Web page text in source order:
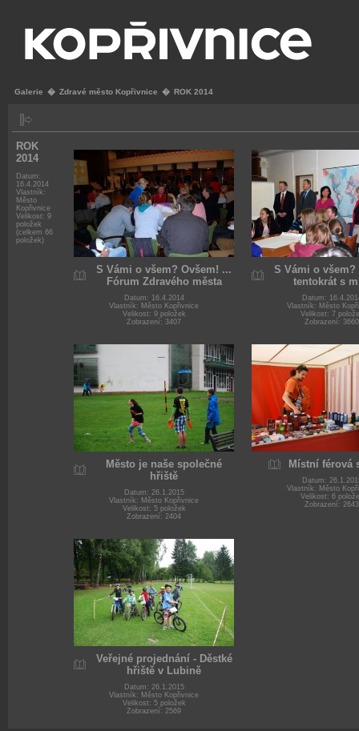
Galerie � Zdravé město Kopřivnice � ROK 2014
ROK
2014
Datum:
16.4.2014
Vlastník:
Město
Kopřivnice
Velikost: 9
položek
(celkem 66
položek)
S Vámi o všem? Ovšem! ...
Fórum Zdravého města
Datum: 16.4.2014
Vlastník: Město Kopřivnice
Velikost: 9 položek
Zobrazení: 3407
S Vámi o všem?
tentokrát s
Datum:
Vlastník: Město
Velikost: 7
Zobrazení: 3660
Město je naše společné
hřiště
Datum: 26.1.2015
Vlastník: Město Kopřivnice
Velikost: 5 položek
Zobrazení: 2404
Místní férová
Datum:
Vlastník: Město
Velikost: 6
Zobrazení: 2643
Veřejné projednání - Děstké
hřiště v Lubině
Datum: 26.1.2015
Vlastník: Město Kopřivnice
Velikost: 5 položek
Zobrazení: 2569